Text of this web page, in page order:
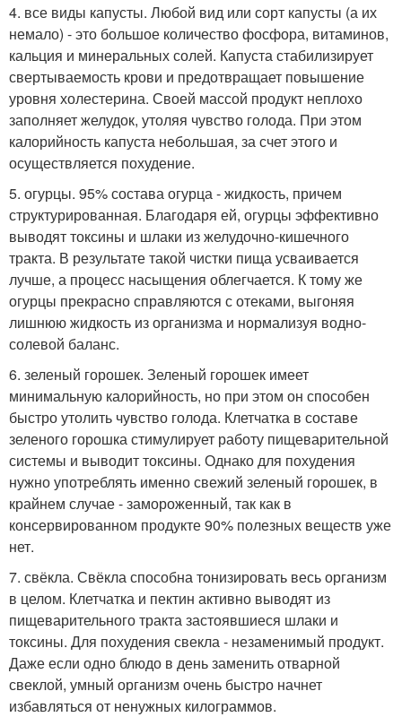
4. все виды капусты. Любой вид или сорт капусты (а их
немало) - это большое количество фосфора, витаминов,
кальция и минеральных солей. Капуста стабилизирует
свертываемость крови и предотвращает повышение
уровня холестерина. Своей массой продукт неплохо
заполняет желудок, утоляя чувство голода. При этом
калорийность капуста небольшая, за счет этого и
осуществляется похудение.
5. огурцы. 95% состава огурца - жидкость, причем
структурированная. Благодаря ей, огурцы эффективно
выводят токсины и шлаки из желудочно-кишечного
тракта. В результате такой чистки пища усваивается
лучше, а процесс насыщения облегчается. К тому же
огурцы прекрасно справляются с отеками, выгоняя
лишнюю жидкость из организма и нормализуя водно-
солевой баланс.
6. зеленый горошек. Зеленый горошек имеет
минимальную калорийность, но при этом он способен
быстро утолить чувство голода. Клетчатка в составе
зеленого горошка стимулирует работу пищеварительной
системы и выводит токсины. Однако для похудения
нужно употреблять именно свежий зеленый горошек, в
крайнем случае - замороженный, так как в
консервированном продукте 90% полезных веществ уже
нет.
7. свёкла. Свёкла способна тонизировать весь организм
в целом. Клетчатка и пектин активно выводят из
пищеварительного тракта застоявшиеся шлаки и
токсины. Для похудения свекла - незаменимый продукт.
Даже если одно блюдо в день заменить отварной
свеклой, умный организм очень быстро начнет
избавляться от ненужных килограммов.